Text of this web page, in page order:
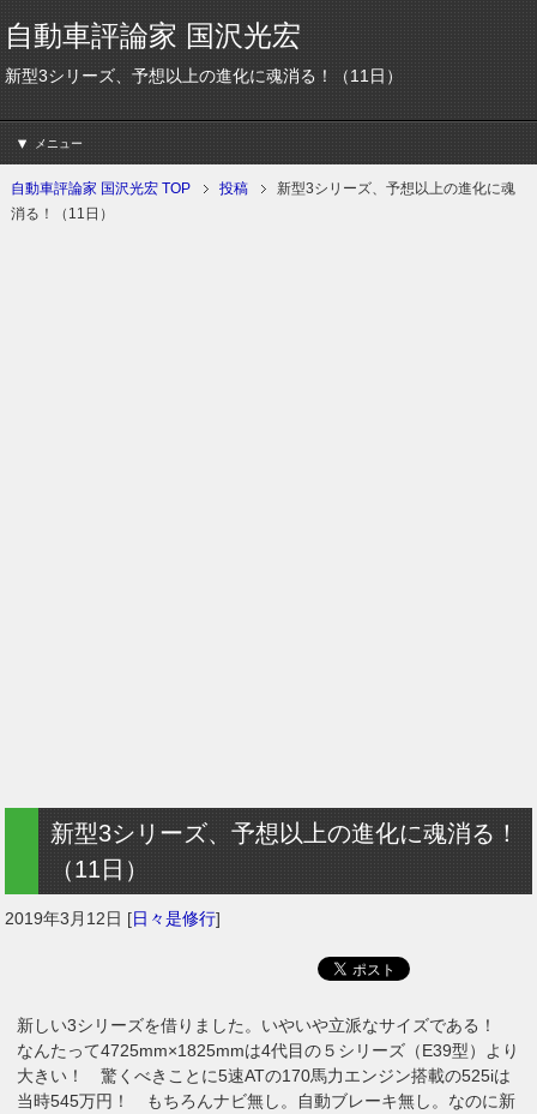
自動車評論家 国沢光宏
新型3シリーズ、予想以上の進化に魂消る！（11日）
メニュー
自動車評論家 国沢光宏 TOP 投稿
新型3シリーズ、予想以上の進化に魂
消る！（11日）
新型3シリーズ、予想以上の進化に魂消る！
（11日）
2019年3月12日 [日々是修行]
新しい3シリーズを借りました。いやいや立派なサイズである！
なんたって4725mm×1825mmは4代目の５シリーズ（E39型）より
大きい！ 驚くべきことに5速ATの170馬力エンジン搭載の525iは
当時545万円！ もちろんナビ無し。自動ブレーキ無し。なのに新